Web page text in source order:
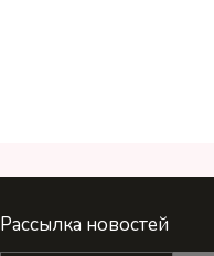
Рассылка новостей